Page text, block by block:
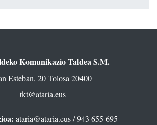
Komunikazio Taldea S.M.
Esteban, 20 Tolosa 20400
tkt@ataria.eus
ataria@ataria.eus/ 943 655 695